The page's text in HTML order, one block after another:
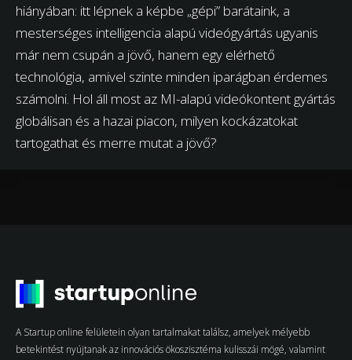
hiányában: itt lépnek a képbe „gépi” barátaink, a
mesterséges intelligencia alapú videógyártás ugyanis
már nem csupán a jövő, hanem egy elérhető
technológia, amivel szinte minden iparágban érdemes
számolni. Hol áll most az MI-alapú videókontent gyártás
globálisan és a hazai piacon, milyen kockázatokat
tartogathat és merre mutat a jövő?
A Startup online felületein olyan tartalmakat találsz, amelyek mélyebb
betekintést nyújtanak az innovációs ökoszisztéma kulisszái mögé, valamint